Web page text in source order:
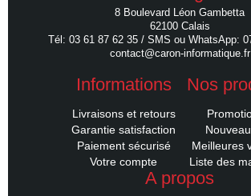
8 Boulevard Léon Gambetta
62100 Calais
Tél: 03 61 87 62 35 / SMS ou WhatsApp:
contact@caron-informatique.fr
Informations
Livraisons et retours
Garantie satisfaction
Paiement sécurisé
Votre compte
Nos
Meilleures
Liste des
A propos